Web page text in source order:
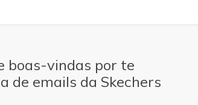
boas-vindas por te
de emails da Skechers